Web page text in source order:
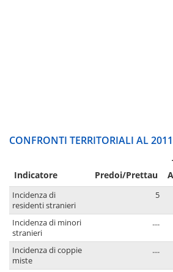
CONFRONTI TERRITORIALI AL 2011
Indicatore Predoi/Prettau
Incidenza di
residenti stranieri
5
Incidenza di minori
stranieri
....
Incidenza di coppie
miste
....